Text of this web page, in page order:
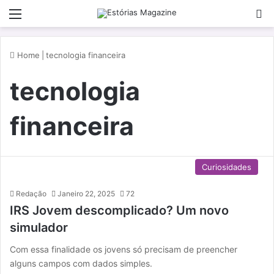
Home tecnologia financeira
tecnologia
financeira
Curiosidades
Redação Janeiro 22, 2025 72
IRS Jovem descomplicado? Um novo
simulador
Com essa finalidade os jovens só precisam de preencher
alguns campos com dados simples.